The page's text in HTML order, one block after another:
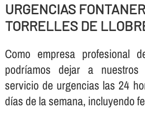
URGENCIAS
TORRELLES DE
Como empresa profesional
podrí­amos dejar a
servicio de urgencias las 24
dí­as de la semana, incluyendo